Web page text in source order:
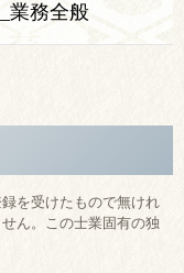
業務全般
を受けたもので無けれ
ん。この士業固有の独